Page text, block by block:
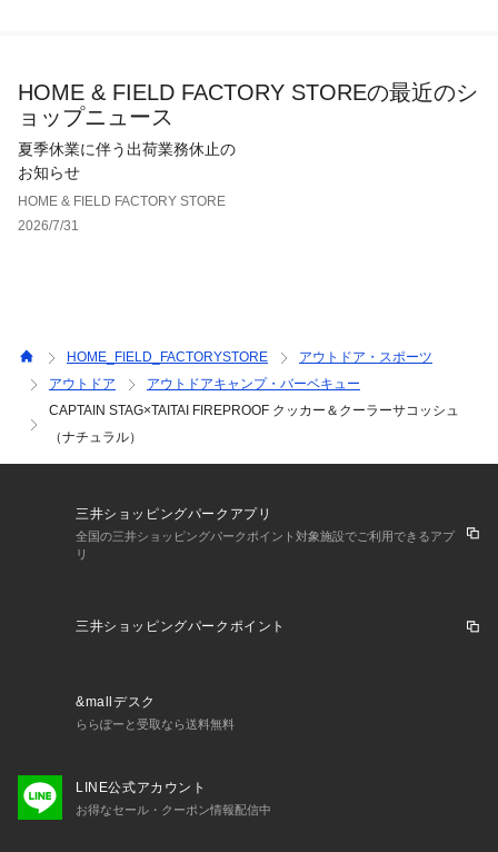
HOME & FIELD FACTORY STOREの最近のシ
ョップニュース
夏季休業に伴う出荷業務休止の
お知らせ
HOME & FIELD FACTORY STORE
2026/7/31
HOME_FIELD_FACTORYSTORE
アウトドア・スポーツ
アウトドア
アウトドアキャンプ・バーベキュー
CAPTAIN STAG×TAITAI FIREPROOF クッカー＆クーラーサコッシュ
（ナチュラル）
三井ショッピングパークアプリ
全国の三井ショッピングパークポイント対象施設でご利用できるアプ
リ
三井ショッピングパークポイント
&mallデスク
ららぽーと受取なら送料無料
LINE公式アカウント
お得なセール・クーポン情報配信中